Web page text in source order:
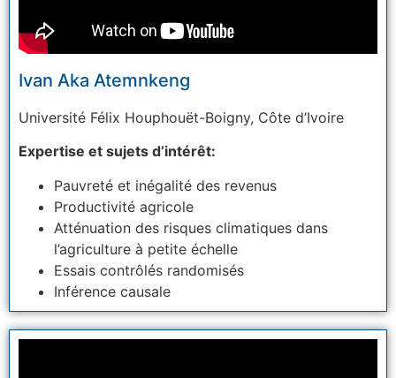
Ivan Aka Atemnkeng
Université Félix Houphouët-Boigny, Côte d’Ivoire
Expertise et sujets d’intérêt:
Pauvreté et inégalité des revenus
Productivité agricole
Atténuation des risques climatiques dans
l’agriculture à petite échelle
Essais contrôlés randomisés
Inférence causale